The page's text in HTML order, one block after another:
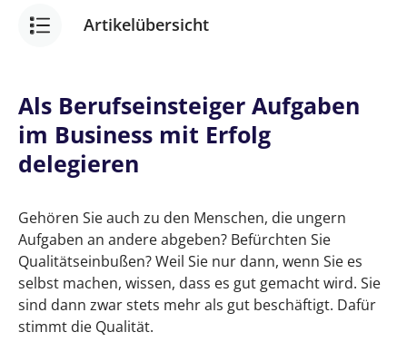
Artikelübersicht
Richtig & erfolgreich delegieren
Als Berufseinsteiger Aufgaben im Business
mit Erfolg delegieren
als Frau kennen sollten
1. Die höfliche Frage
2. Die weichgespülte Bitte
3. Die ironische Frage
Als Berufseinsteiger Aufgaben
im Business mit Erfolg
delegieren
Gehören Sie auch zu den Menschen, die ungern
Aufgaben an andere abgeben? Befürchten Sie
Qualitätseinbußen? Weil Sie nur dann, wenn Sie es
selbst machen, wissen, dass es gut gemacht wird. Sie
sind dann zwar stets mehr als gut beschäftigt. Dafür
stimmt die Qualität.